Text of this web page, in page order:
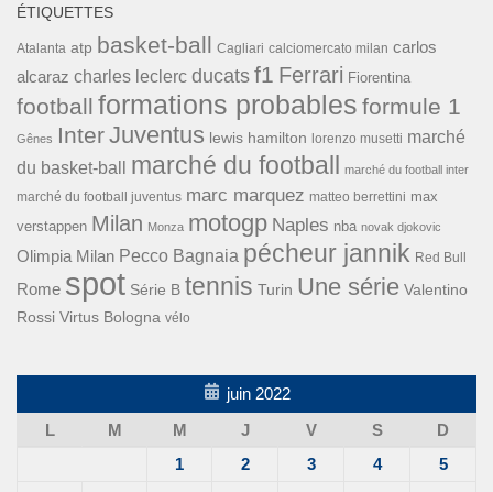
ÉTIQUETTES
Atalanta atp basket-ball Cagliari calciomercato milan carlos
alcaraz charles leclerc ducats f1 Ferrari Fiorentina
football formations probables formule 1
Gênes InterJuventus lewis hamilton lorenzo musetti marché
du basket-ball
marché du football marché du football inter
marché du football juventus marc marquez matteo berrettini max
verstappen Milan Monza motogp Naples nba novak djokovic
Olimpia Milan Pecco Bagnaia pécheur jannik Red Bull
Rome spot Série B tennis Turin Une série Valentino
Rossi Virtus Bologna vélo
juin 2022
L
M M J V S
D
1
2 3 4
5